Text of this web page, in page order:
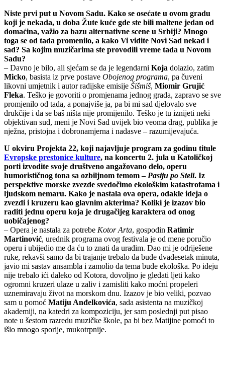
Niste prvi put u Novom Sadu. Kako se osećate u ovom gradu
koji je nekada, u doba Žute kuće gde ste bili maltene jedan od
domaćina, važio za bazu alternativne scene u Srbiji? Mnogo
toga se od tada promenilo, a kako Vi vidite Novi Sad nekad i
sad? Sa kojim muzičarima ste provodili vreme tada u Novom
Sadu?
– Davno je bilo, ali sjećam se da je legendarni Koja dolazio, zatim
Micko, basista iz prve postave Obojenog programa, pa čuveni
likovni umjetnik i autor radijske emisije Šišmiš, Miomir Grujić
Fleka. Teško je govoriti o promjenama jednog grada, zapravo se sve
promjenilo od tada, a ponajviše ja, pa bi mi sad djelovalo sve
drukčije i da se baš ništa nije promijenilo. Teško je tu iznijeti neki
objektivan sud, meni je Novi Sad uvijek bio veoma drag, publika je
nježna, pristojna i dobronamjerna i nadasve – razumijevajuća.
U okviru Projekta 22, koji najavljuje program za godinu titule
Evropske prestonice kulture, na koncertu 2. jula u Katoličkoj
porti izvodite svoje društveno angažovano delo, operu
humorističnog tona sa ozbiljnom temom – Pasiju po Steli. Iz
perspektive morske zvezde svedočimo ekološkim katastrofama i
ljudskom nemaru. Kako je nastala ova opera, odakle ideja o
zvezdi i kruzeru kao glavnim akterima? Koliki je izazov bio
raditi jednu operu koja je drugačijeg karaktera od onog
uobičajenog?
– Opera je nastala za potrebe Kotor Arta, gospodin Ratimir
Martinović, urednik programa ovog festivala je od mene poručio
operu i ubijedio me da ću to znati da uradim. Dao mi je odriješene
ruke, rekavši samo da bi trajanje trebalo da bude dvadesetak minuta,
javio mi sastav ansambla i zamolio da tema bude ekološka. Po ideju
nije trebalo ići daleko od Kotora, dovoljno je gledati ljeti kako
ogromni kruzeri ulaze u zaliv i zamisliti kako moćni propeleri
uznemiravaju život na morskom dnu. Izazov je bio veliki, pozvao
sam u pomoć Matiju Anđelkovića, sada asistenta na muzičkoj
akademiji, na katedri za kompoziciju, jer sam poslednji put pisao
note u šestom razredu muzičke škole, pa bi bez Matijine pomoći to
išlo mnogo sporije, mukotrpnije.